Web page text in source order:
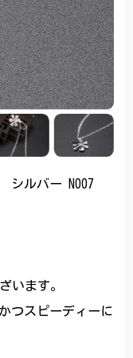
シルバー N007
います。
つスピーディーに